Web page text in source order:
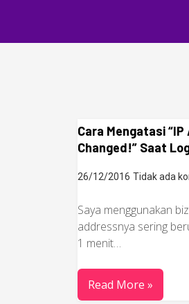
Cara Mengatasi
Changed!” Saat
26/12/2016 Tidak ada
Saya menggunakan
addressnya sering
1 menit…
Read More »